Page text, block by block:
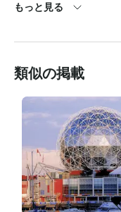
。キャンセルポリシー:
-出発日の5日以上前に
海など）の場合は、1
きます。
-チャーター日から5暦
キャンセルが極端な気
突風）によるものでな
定外のキャンセルにつ
り、予約したチャー
もっと見る
類似の掲載